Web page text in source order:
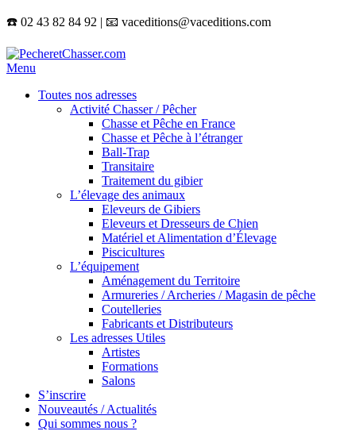
☎️ 02 43 82 84 92 | 📧 vaceditions@vaceditions.com
Menu
Toutes nos adresses
Activité Chasser / Pêcher
Chasse et Pêche en France
Chasse et Pêche à l’étranger
Ball-Trap
Transitaire
Traitement du gibier
L’élevage des animaux
Eleveurs de Gibiers
Eleveurs et Dresseurs de Chien
Matériel et Alimentation d’Élevage
Piscicultures
L’équipement
Aménagement du Territoire
Armureries / Archeries / Magasin de pêche
Coutelleries
Fabricants et Distributeurs
Les adresses Utiles
Artistes
Formations
Salons
S’inscrire
Nouveautés / Actualités
Qui sommes nous ?